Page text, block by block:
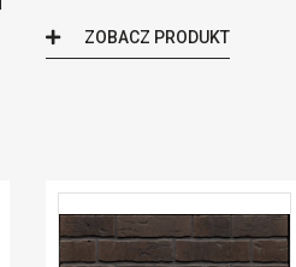
ZOBACZ PRODUKT